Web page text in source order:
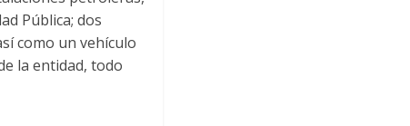
Pública; dos
como un vehículo
la entidad, todo